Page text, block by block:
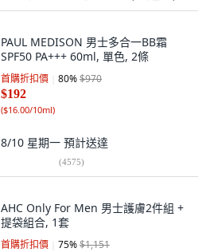
PAUL MEDISON 男士多合一BB霜
SPF50 PA+++ 60ml, 單色, 2條
首購折扣價 80%$970
$192
($16.00/10ml)
8/10 星期一 預計送達
(4575)
AHC Only For Men 男士護膚2件組 +
提袋組合, 1套
首購折扣價 75%$1,151